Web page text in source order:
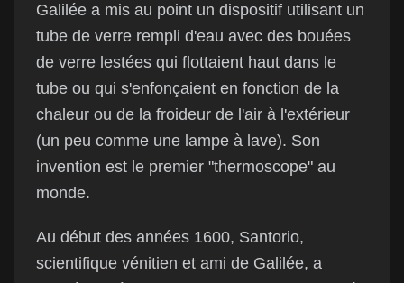
Galilée a mis au point un dispositif utilisant un
tube de verre rempli d'eau avec des bouées
de verre lestées qui flottaient haut dans le
tube ou qui s'enfonçaient en fonction de la
chaleur ou de la froideur de l'air à l'extérieur
(un peu comme une lampe à lave). Son
invention est le premier "thermoscope" au
monde.
Au début des années 1600, Santorio,
scientifique vénitien et ami de Galilée, a